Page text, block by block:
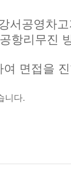
서공영차
리무진 방
면접을
니다.